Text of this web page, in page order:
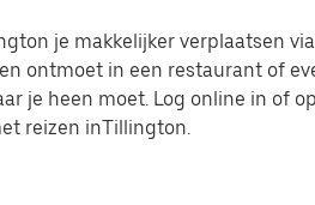
je makkelijker verplaatsen
ontmoet in een restaurant of
je heen moet. Log online in of
reizen inTillington.